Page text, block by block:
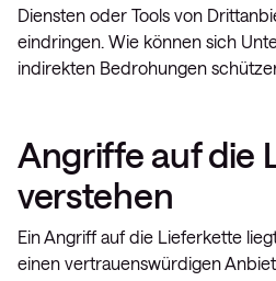
Diensten oder Tools von
eindringen. Wie können sich
indirekten Bedrohungen
Angriffe auf die
verstehen
Ein Angriff auf die Lieferkette
einen vertrauenswürdigen